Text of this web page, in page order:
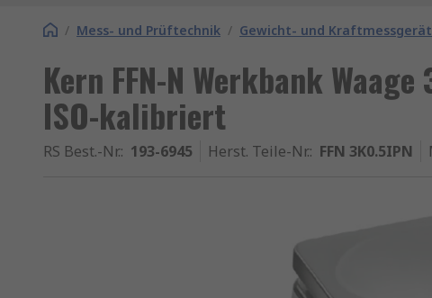
/ Mess- und Prüftechnik / Gewicht- und
Kern FFN-N Werkbank
ISO-kalibriert
RS Best.-Nr.: 193-6945 Herst. Teile-Nr.: FFN 3K0.5IPN